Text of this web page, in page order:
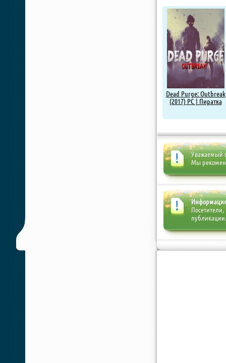
Dead Purge: Outbreak
(2017) PC | Пиратка
Уважаемый
Мы
публикации.